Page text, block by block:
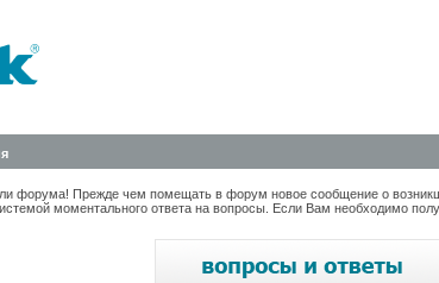
форума! Прежде чем помещать в форум новое сообщение о
моментального ответа на вопросы. Если Вам необходимо